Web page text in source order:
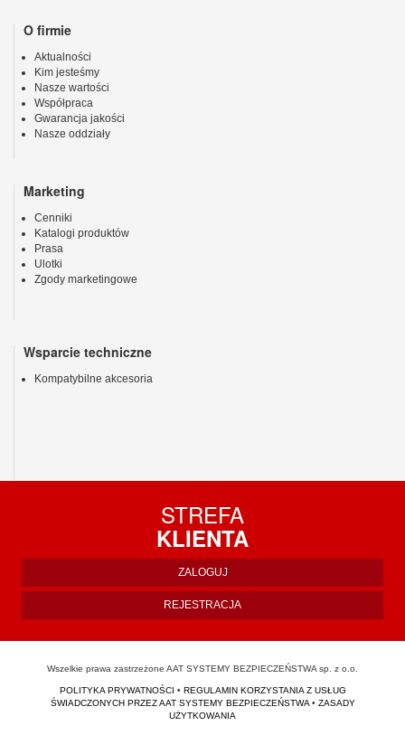
O firmie
Aktualności
Kim jesteśmy
Nasze wartości
Współpraca
Gwarancja jakości
Nasze oddziały
Marketing
Cenniki
Katalogi produktów
Prasa
Ulotki
Zgody marketingowe
Wsparcie techniczne
Kompatybilne akcesoria
STREFA
KLIENTA
ZALOGUJ
REJESTRACJA
Wszelkie prawa zastrzeżone AAT SYSTEMY BEZPIECZEŃSTWA sp. z o.o.
POLITYKA PRYWATNOŚCI • REGULAMIN KORZYSTANIA Z USŁUG
ŚWIADCZONYCH PRZEZ AAT SYSTEMY BEZPIECZEŃSTWA• ZASADY
UŻYTKOWANIA